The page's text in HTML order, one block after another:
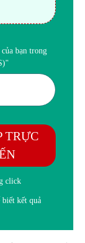
bạn trong
TRỰC
click
biết kết quả